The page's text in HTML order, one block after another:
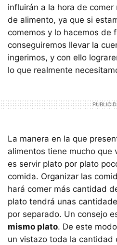
influirán a la hora de
de alimento, ya que si
comemos y lo hacemos de
conseguiremos llevar la
ingerimos, y con ello
lo que realmente
La manera en la que
alimentos tiene mucho que
es servir plato por plato
comida. Organizar las
hará comer más cantidad
plato tendrá unas
por separado. Un consejo
mismo plato. De este
un vistazo toda la cantidad